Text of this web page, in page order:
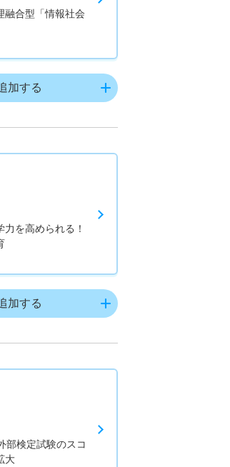
融合型「情報社会
加する
を高められる！
加する
部検定試験のスコ
大